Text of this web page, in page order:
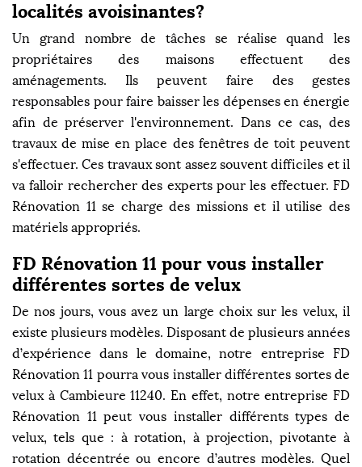
localités avoisinantes?
Un grand nombre de tâches se réalise quand les
propriétaires des maisons effectuent des
aménagements. Ils peuvent faire des gestes
responsables pour faire baisser les dépenses en énergie
afin de préserver l'environnement. Dans ce cas, des
travaux de mise en place des fenêtres de toit peuvent
s'effectuer. Ces travaux sont assez souvent difficiles et il
va falloir rechercher des experts pour les effectuer. FD
Rénovation 11 se charge des missions et il utilise des
matériels appropriés.
FD Rénovation 11 pour vous installer
différentes sortes de velux
De nos jours, vous avez un large choix sur les velux, il
existe plusieurs modèles. Disposant de plusieurs années
d’expérience dans le domaine, notre entreprise FD
Rénovation 11 pourra vous installer différentes sortes de
velux à Cambieure 11240. En effet, notre entreprise FD
Rénovation 11 peut vous installer différents types de
velux, tels que : à rotation, à projection, pivotante à
rotation décentrée ou encore d’autres modèles. Quel